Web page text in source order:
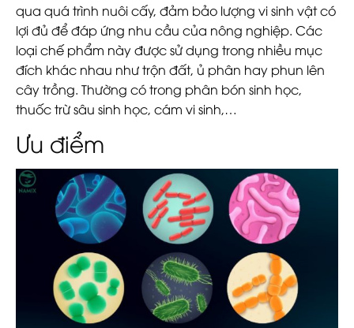
qua quá trình nuôi cấy, đảm bảo lượng vi sinh vật có
lợi đủ để đáp ứng nhu cầu của nông nghiệp. Các
loại chế phẩm này được sử dụng trong nhiều mục
đích khác nhau như trộn đất, ủ phân hay phun lên
cây trồng. Thường có trong phân bón sinh học,
thuốc trừ sâu sinh học, cám vi sinh,…
Ưu điểm